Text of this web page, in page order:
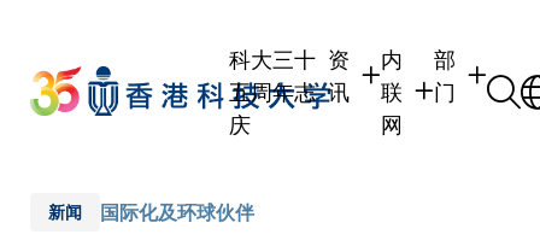
main
content
科大三十
五周年志
庆
资
讯
内
联
网
部
门
新闻 国际化及环球伙伴